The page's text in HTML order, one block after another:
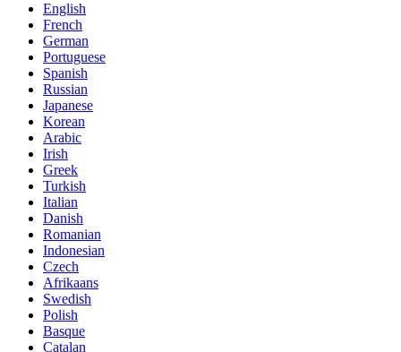
English
French
German
Portuguese
Spanish
Russian
Japanese
Korean
Arabic
Irish
Greek
Turkish
Italian
Danish
Romanian
Indonesian
Czech
Afrikaans
Swedish
Polish
Basque
Catalan